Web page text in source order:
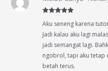
of 5
Aku seneng karena
Jadi kalau aku lagi
jadi semangat lagi.
ngobrol, tapi aku tetap
betah terus.